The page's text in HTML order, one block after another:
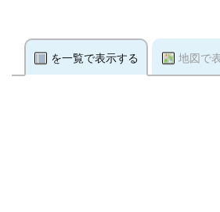
を一覧で表示する 地図で